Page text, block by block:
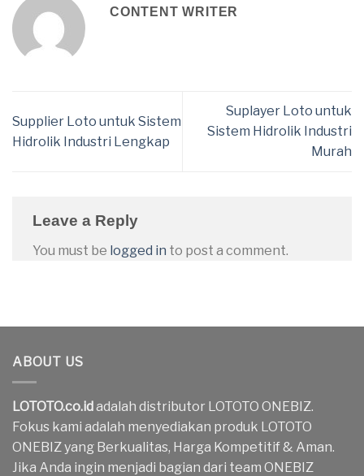
CONTENT WRITER
Supplier Loto untuk Sistem
Hidrolik Industri Lengkap
Suplayer Loto untuk
Sistem Hidrolik Industri
Murah
Leave a Reply
You must be logged in to post a comment.
ABOUT US
LOTOTO.co.idadalah distributor LOTOTO ONEBIZ.
Fokus kami adalah menyediakan produk LOTOTO
ONEBIZ yang Berkualitas, Harga Kompetitif & Aman.
Jika Anda ingin menjadi bagian dari team ONEBIZ